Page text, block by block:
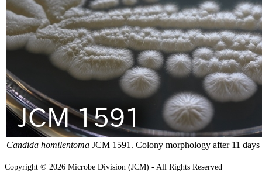
Candida homilentoma JCM 1591. Colony morphology after 11
Copyright © 2026 Microbe Division (JCM) - All Rights Reserved